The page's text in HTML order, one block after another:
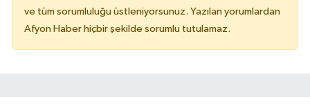
ve tüm sorumluluğu üstleniyorsunuz. Yazılan yorumlardan
Afyon Haber hiçbir şekilde sorumlu tutulamaz.